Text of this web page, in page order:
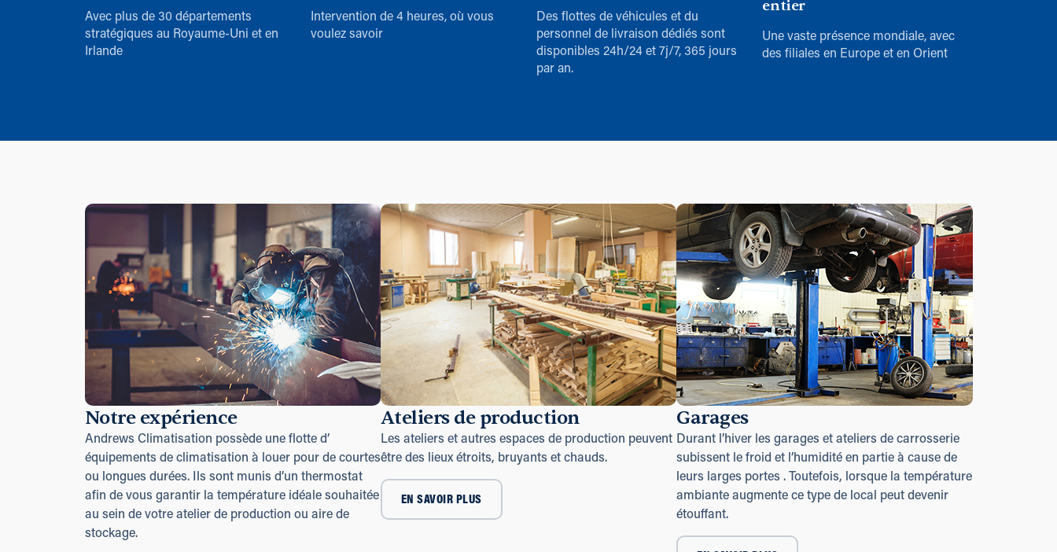
Avec plus de 30 départements
stratégiques au Royaume-Uni et en
Irlande
Intervention de 4 heures, où vous
voulez savoir
Des flottes de véhicules et du
personnel de livraison dédiés sont
disponibles 24h/24 et 7j/7, 365 jours
par an.
entier
Une vaste présence mondiale, avec
des filiales en Europe et en Orient
Notre expérience
Andrews Climatisation possède une flotte d’
équipements de climatisation à louer pour de courtes
ou longues durées. Ils sont munis d’un thermostat
afin de vous garantir la température idéale souhaitée
au sein de votre atelier de production ou aire de
stockage.
Ateliers de production
Les ateliers et autres espaces de production peuvent
être des lieux étroits, bruyants et chauds.
EN SAVOIR PLUS
Garages
Durant l’hiver les garages et ateliers de carrosserie
subissent le froid et l’humidité en partie à cause de
leurs larges portes . Toutefois, lorsque la température
ambiante augmente ce type de local peut devenir
étouffant.